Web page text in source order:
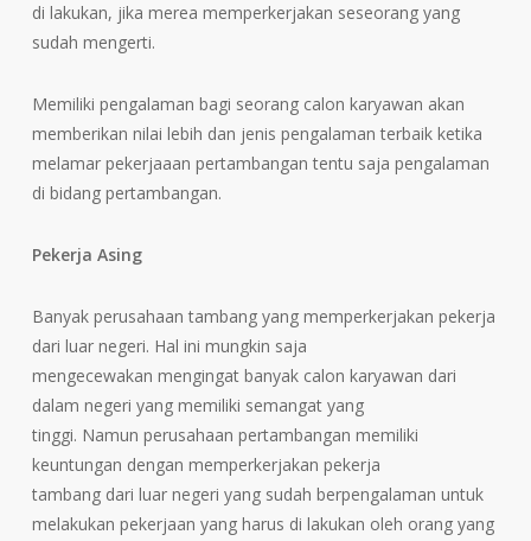
di lakukan, jika merea memperkerjakan seseorang yang
sudah mengerti.
Memiliki pengalaman bagi seorang calon karyawan akan
memberikan nilai lebih dan jenis pengalaman terbaik ketika
melamar pekerjaaan pertambangan tentu saja pengalaman
di bidang pertambangan.
Pekerja Asing
Banyak perusahaan tambang yang memperkerjakan pekerja
dari luar negeri. Hal ini mungkin saja
mengecewakan mengingat banyak calon karyawan dari
dalam negeri yang memiliki semangat yang
tinggi. Namun perusahaan pertambangan memiliki
keuntungan dengan memperkerjakan pekerja
tambang dari luar negeri yang sudah berpengalaman untuk
melakukan pekerjaan yang harus di lakukan oleh orang yang